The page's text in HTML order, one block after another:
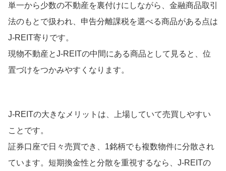
単一から少数の不動産を裏付けにしながら、金融商品取引
法のもとで扱われ、申告分離課税を選べる商品がある点は
J-REIT寄りです。
現物不動産とJ-REITの中間にある商品として見ると、位
置づけをつかみやすくなります。
J-REITの大きなメリットは、上場していて売買しやすい
ことです。
証券口座で日々売買でき、1銘柄でも複数物件に分散され
ています。短期換金性と分散を重視するなら、J-REITの